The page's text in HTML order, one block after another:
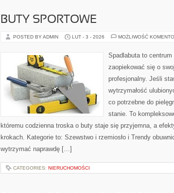
BUTY SPORTOWE
POSTED BY ADMIN LUT - 3 - 2026 MOŻLIWOŚĆ
Spadlabuta to
zaopiekować się o
profesjonalny. Jeśli
wytrzymałość
co potrzebne do
stanie. To
któremu codzienna troska o buty staje się przyjemna, a
krokach. Kategorie to: Szewstwo i rzemiosło i Trendy
wytrzymać naprawdę […]
CATEGORIES: NIERUCHOMOŚCI